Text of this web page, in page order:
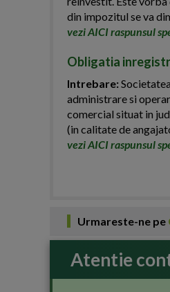
din impozitul se va
vezi AICI raspunsul
Obligatia
Intrebare:
administrare si
comercial situat in
(in calitate de
vezi AICI raspunsul
Urmareste-ne pe
Atentie